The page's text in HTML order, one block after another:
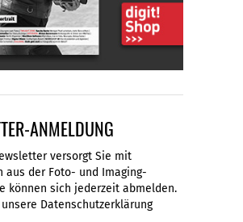
ANMELDUNG
versorgt Sie mit
aus der Foto- und Imaging-
können sich jederzeit abmelden.
Datenschutzerklärung